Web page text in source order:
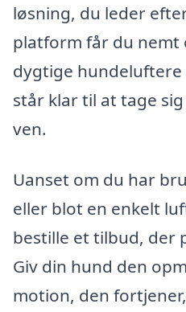
løsning, du leder
platform får du nemt
dygtige
står klar til at tage
ven.
Uanset om du har
eller blot en enkelt
bestille et tilbud, der
Giv din hund den
motion, den